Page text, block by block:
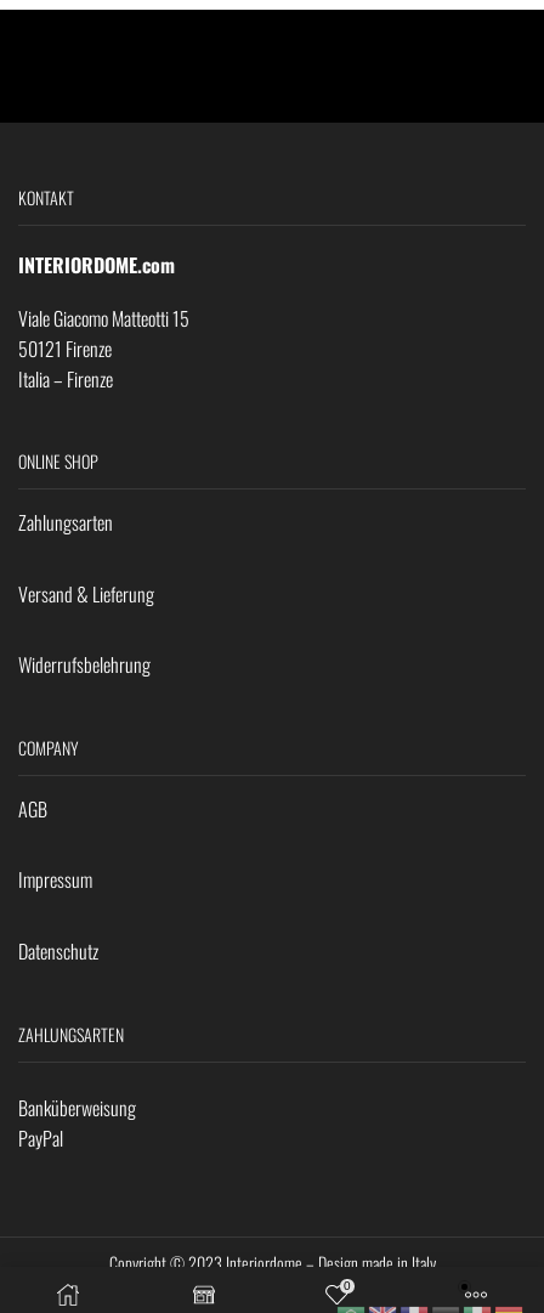
KONTAKT
INTERIORDOME.com
Viale Giacomo Matteotti 15
50121 Firenze
Italia – Firenze
ONLINE SHOP
Zahlungsarten
Versand & Lieferung
Widerrufsbelehrung
COMPANY
AGB
Impressum
Datenschutz
ZAHLUNGSARTEN
Banküberweisung
PayPal
Copyright © 2023 Interiordome – Design made in Italy
0